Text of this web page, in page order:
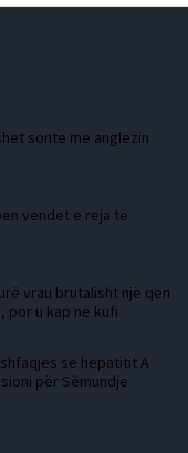
sonte me anglezin
vendet e reja të
vrau brutalisht një qen
por u kap në kufi
së hepatitit A
për Sëmundje